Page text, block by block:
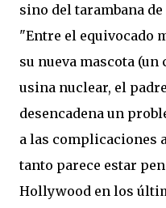
sino del tarambana de
"Entre el equivocado
su nueva mascota
usina nuclear, el
desencadena un
a las complicaciones
tanto parece estar
Hollywood en los